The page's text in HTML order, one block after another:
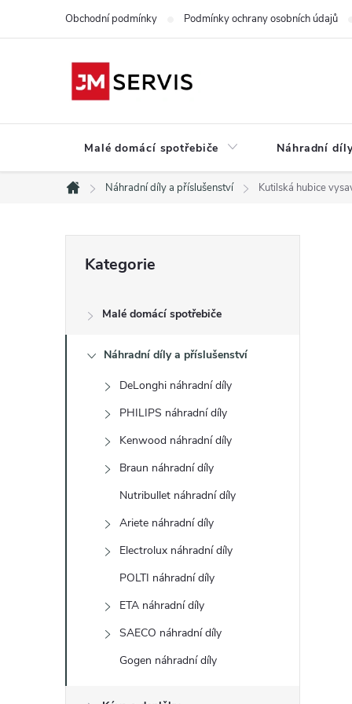
Obchodní podmínky Podmínky ochrany osobních údajů
Malé domácí spotřebiče Náhradní
Domů
Náhradní díly a příslušenství Kutilská hubice
s
n
kategorie
Kategorie
Malé domácí spotřebiče
Náhradní díly a příslušenství
DeLonghi náhradní díly
PHILIPS náhradní díly
Kenwood náhradní díly
Braun náhradní díly
Nutribullet náhradní díly
Ariete náhradní díly
Electrolux náhradní díly
POLTI náhradní díly
ETA náhradní díly
SAECO náhradní díly
Gogen náhradní díly